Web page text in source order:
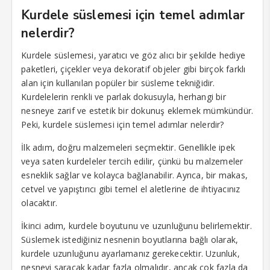
Kurdele süslemesi için temel adımlar
nelerdir?
Kurdele süslemesi, yaratıcı ve göz alıcı bir şekilde hediye
paketleri, çiçekler veya dekoratif objeler gibi birçok farklı
alan için kullanılan popüler bir süsleme tekniğidir.
Kurdelelerin renkli ve parlak dokusuyla, herhangi bir
nesneye zarif ve estetik bir dokunuş eklemek mümkündür.
Peki, kurdele süslemesi için temel adımlar nelerdir?
İlk adım, doğru malzemeleri seçmektir. Genellikle ipek
veya saten kurdeleler tercih edilir, çünkü bu malzemeler
esneklik sağlar ve kolayca bağlanabilir. Ayrıca, bir makas,
cetvel ve yapıştırıcı gibi temel el aletlerine de ihtiyacınız
olacaktır.
İkinci adım, kurdele boyutunu ve uzunluğunu belirlemektir.
Süslemek istediğiniz nesnenin boyutlarına bağlı olarak,
kurdele uzunluğunu ayarlamanız gerekecektir. Uzunluk,
nesneyi saracak kadar fazla olmalıdır, ancak çok fazla da